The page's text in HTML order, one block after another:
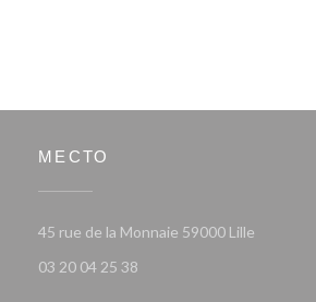
МЕСТО
45 rue de la Monnaie 59000 Lille
03 20 04 25 38